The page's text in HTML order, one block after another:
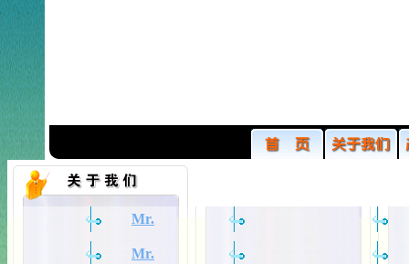
Mr.
Mr.